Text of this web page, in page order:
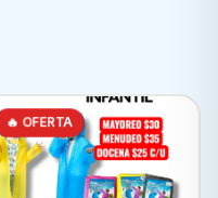
🔥 OFERTA